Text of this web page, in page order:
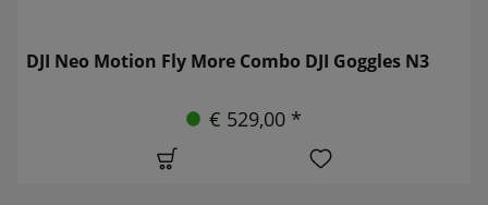
DJI Neo Motion Fly More Combo DJI Goggles N3
€ 529,00 *